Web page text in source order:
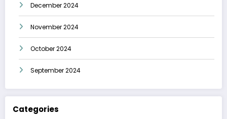
December 2024
November 2024
October 2024
September 2024
Categories